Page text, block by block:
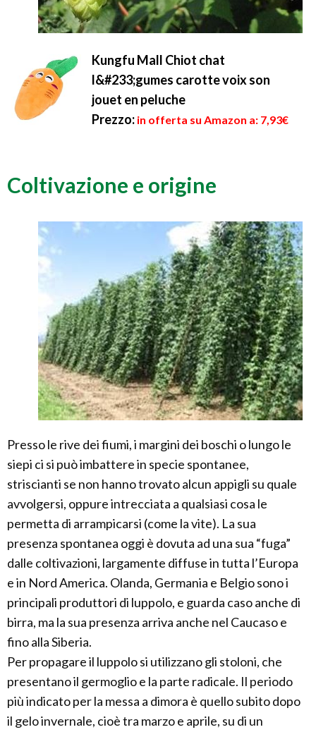
Kungfu Mall Chiot chat
l&#233;gumes carotte voix son
jouet en peluche
Prezzo: in offerta su Amazon a: 7,93€
Coltivazione e origine
Presso le rive dei fiumi, i margini dei boschi o lungo le
siepi ci si può imbattere in specie spontanee,
striscianti se non hanno trovato alcun appigli su quale
avvolgersi, oppure intrecciata a qualsiasi cosa le
permetta di arrampicarsi (come la vite). La sua
presenza spontanea oggi è dovuta ad una sua “fuga”
dalle coltivazioni, largamente diffuse in tutta l’Europa
e in Nord America. Olanda, Germania e Belgio sono i
principali produttori di luppolo, e guarda caso anche di
birra, ma la sua presenza arriva anche nel Caucaso e
fino alla Siberia.
Per propagare il luppolo si utilizzano gli stoloni, che
presentano il germoglio e la parte radicale. Il periodo
più indicato per la messa a dimora è quello subito dopo
il gelo invernale, cioè tra marzo e aprile, su di un